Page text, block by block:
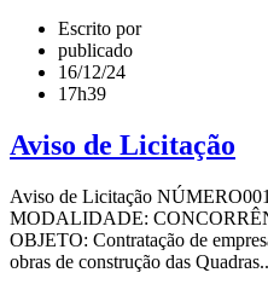
Escrito por
publicado
16/12/24
17h39
Aviso de Licitação
Aviso de Licitação
MODALIDADE:
OBJETO: Contratação de
obras de construção das